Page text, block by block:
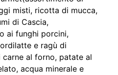
misti, ricotta di mucca,
di Cascia,
ai funghi porcini,
e ragù di
al forno, patate al
acqua minerale e